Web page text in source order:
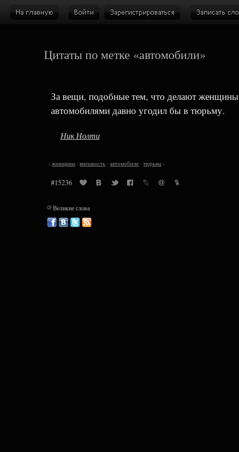
Цитаты по метке «автомобили»
За вещи, подобные тем, что делают
автомобилями давно угодил бы в тюрьму.
Ник Нолти
‹ женщины ·внешность ·автомобили ·тюрьма ›
#15236
©Великие слова